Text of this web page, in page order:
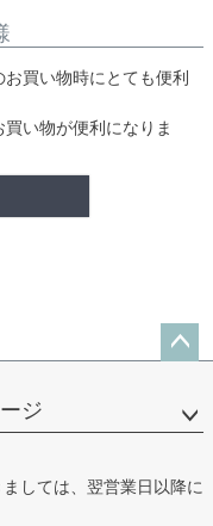
買い物時にとても便利
い物が便利になりま
ップ
ジ
しては、翌営業日以降に